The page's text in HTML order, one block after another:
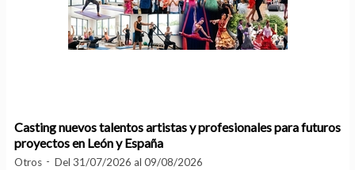
Casting nuevos talentos artistas y profesionales para futuros
proyectos en León y España
Otros Del 31/07/2026 al 09/08/2026